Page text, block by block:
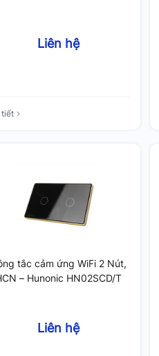
Liên hệ
tiết
tắc cảm ứng WiFi 2 Nút,
– Hunonic HN02SCD/T
Liên hệ